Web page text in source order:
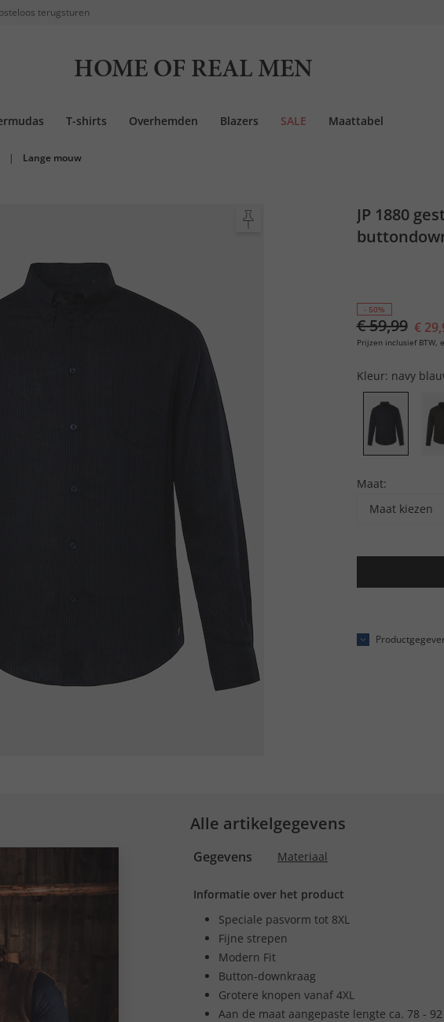
terugsturen
HOME OF REAL MEN
T-shirts Overhemden Blazers SALE Maattabel
| Lange mouw
JP 1880
- 50%
€ 59,99 €
Prijzen inclusief BTW,
Kleur: navy
Maat:
Maat kiezen
Alle artikelgegevens
Gegevens Materiaal
Informatie over het product
Speciale pasvorm tot 8XL
Fijne strepen
Modern Fit
Button-downkraag
Grotere knopen vanaf 4XL
Aan de maat aangepaste lengte ca. 78 -